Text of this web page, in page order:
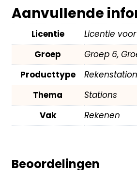
Aanvullende
Licentie
Licentie
Groep
Groep 6,
Producttype
Thema
Stations
Vak
Rekenen
Beoordelingen